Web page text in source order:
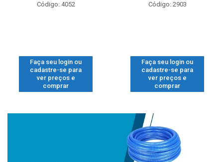
Código: 4052
Faça seu login ou
cadastre-se para
ver preços e
comprar
Código: 2903
Faça seu login ou
cadastre-se para
ver preços e
comprar